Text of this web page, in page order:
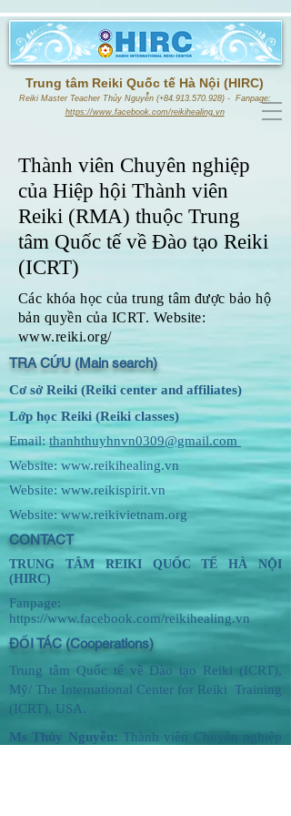
Trung tâm Reiki Quốc tế Hà Nội (HIRC)
Reiki Master Teacher Thủy Nguyễn (+84.913.570.928) - Fanpage:
https://www.facebook.com/reikihealing.vn
Thành viên Chuyên nghiệp
của Hiệp hội Thành viên
Reiki (RMA) thuộc Trung
tâm Quốc tế về Đào tạo Reiki
(ICRT)
Các khóa học của trung tâm được bảo hộ
bản quyền của ICRT. Website:
www.reiki.org/
TRA CỨU (Main search)
Cơ sở Reiki (Reiki center and affiliates)
Lớp học Reiki (Reiki classes)
Email:thanhthuyhnvn0309@gmail.com
Website: www.reikihealing.vn
Website: www.reikispirit.vn
Website: www.reikivietnam.org
CONTACT
TRUNG TÂM REIKI QUỐC TẾ HÀ NỘI
(HIRC)
Fanpage:
https://www.facebook.com/reikihealing.vn
ĐỐI TÁC (Cooperations)
Trung tâm Quốc tế về Đào tạo Reiki (ICRT),
Mỹ/ The International Center for Reiki Training
(ICRT), USA.
Ms Thủy Nguyễn: Thành viên Chuyên nghiệp